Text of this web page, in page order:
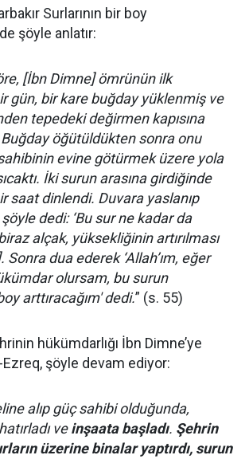
Surlarının bir boy
şöyle anlatır:
[İbn Dimne] ömrünün ilk
gün, bir kare buğday yüklenmiş ve
tepedeki değirmen kapısına
Buğday öğütüldükten sonra onu
evine götürmek üzere yola
İki surun arasına girdiğinde
saat dinlendi. Duvara yaslanıp
dedi: ‘Bu sur ne kadar da
alçak, yüksekliğinin artırılması
Sonra dua ederek ‘Allah’ım, eğer
olursam, bu surun
arttıracağım' dedi.” (s. 55)
hükümdarlığı İbn Dimne’ye
şöyle devam ediyor:
alıp güç sahibi olduğunda,
veinşaata başladı. Şehrin
üzerine binalar yaptırdı, surun